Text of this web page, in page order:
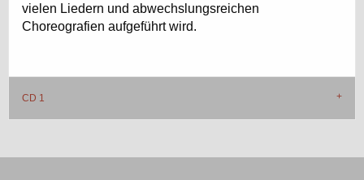
vielen Liedern und abwechslungsreichen
Choreografien aufgeführt wird.
CD 1